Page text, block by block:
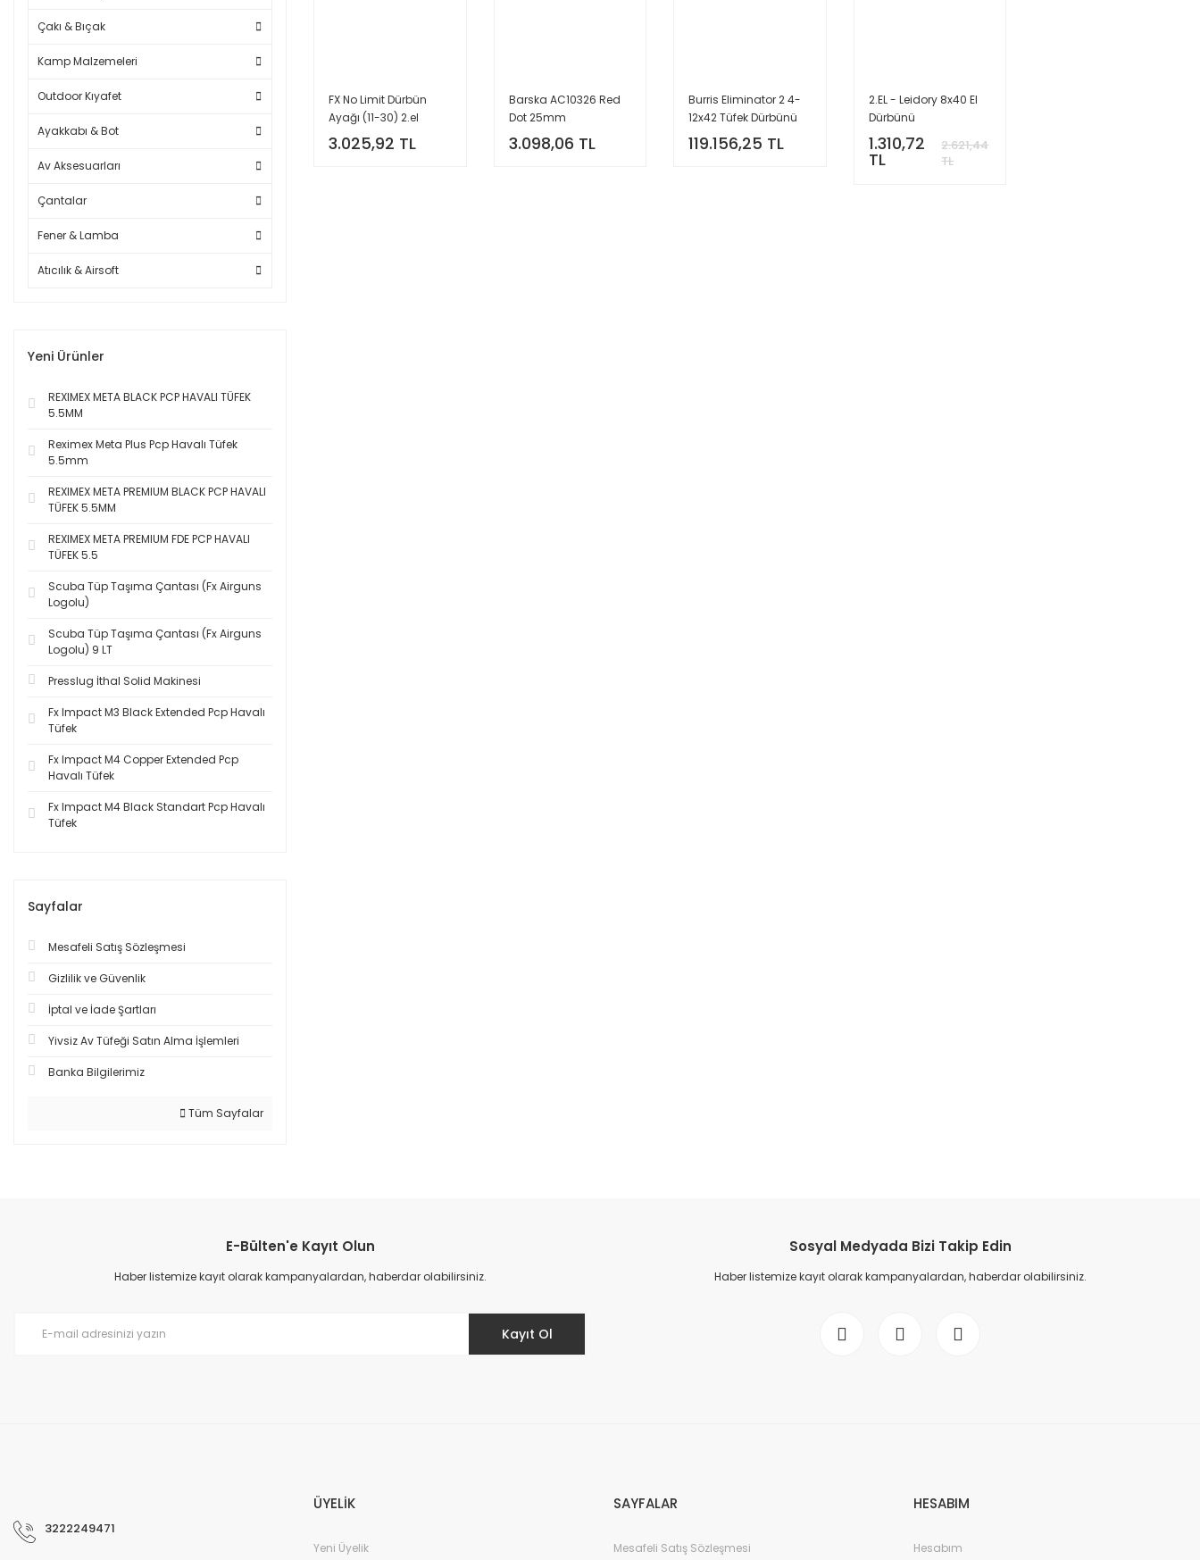
Çakı & Bıçak
Kamp Malzemeleri
Outdoor Kıyafet
Ayakkabı & Bot
Av Aksesuarları
Çantalar
Fener & Lamba
Atıcılık & Airsoft
Yeni Ürünler
REXIMEX META BLACK PCP HAVALI TÜFEK
5.5MM
Reximex Meta Plus Pcp Havalı Tüfek
5.5mm
REXIMEX META PREMIUM BLACK PCP HAVALI
TÜFEK 5.5MM
REXIMEX META PREMIUM FDE PCP HAVALI
TÜFEK 5.5
Scuba Tüp Taşıma Çantası (Fx Airguns
Logolu)
Scuba Tüp Taşıma Çantası (Fx Airguns
Logolu) 9 LT
Presslug İthal Solid Makinesi
Fx Impact M3 Black Extended Pcp Havalı
Tüfek
Fx Impact M4 Copper Extended Pcp
Havalı Tüfek
Fx Impact M4 Black Standart Pcp Havalı
Tüfek
Sayfalar
Mesafeli Satış Sözleşmesi
Gizlilik ve Güvenlik
İptal ve İade Şartları
Yivsiz Av Tüfeği Satın Alma İşlemleri
Banka Bilgilerimiz
Tüm Sayfalar
FX No Limit Dürbün
Ayağı (11-30) 2.el
üründür.
3.025,92 TL
Barska AC10326 Red
Dot 25mm
3.098,06 TL
Burris Eliminator 2 4-
12x42 Tüfek Dürbünü
119.156,25 TL
2.EL - Leidory 8x40 El
Dürbünü
1.310,72
TL
2.621,44
TL
E-Bülten'e Kayıt Olun
Haber listemize kayıt olarak kampanyalardan, haberdar olabilirsiniz.
Kayıt Ol
Sosyal Medyada Bizi Takip Edin
Haber listemize kayıt olarak kampanyalardan, haberdar olabilirsiniz.
3222249471
ÜYELİK
Yeni Üyelik
SAYFALAR
Mesafeli Satış Sözleşmesi
HESABIM
Hesabım